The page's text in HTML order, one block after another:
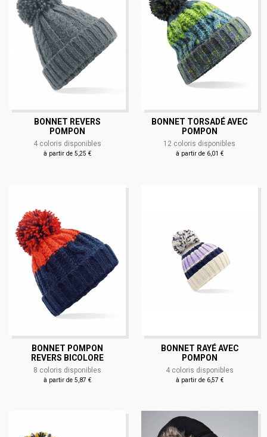
BONNET REVERS
POMPON
4 coloris disponibles
à partir de 5,25 €
BONNET TORSADÉ AVEC
POMPON
12 coloris disponibles
à partir de 6,01 €
BONNET POMPON
REVERS BICOLORE
8 coloris disponibles
à partir de 5,87 €
BONNET RAYÉ AVEC
POMPON
4 coloris disponibles
à partir de 6,57 €